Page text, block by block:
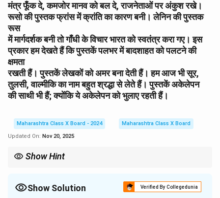
मंत्र फूँक दे, कमजोर मानव को बल दे, राजनेताओं पर अंकुश रखे।
रूसो की पुस्तक फ्रांस में क्रांति का कारण बनी। लेनिन की पुस्तक
रूस
में मार्गदर्शक बनी तो गाँधी के विचार भारत को स्वतंत्र करा गए। इस
प्रकार हम देखते हैं कि पुस्तकें पलभर में बादशाहत को पलटने की
क्षमता
रखती हैं। पुस्तकें लेखकों को अमर बना देती हैं। हम आज भी सूर,
तुलसी, वाल्मीकि का नाम बहुत श्रद्धा से लेते हैं। पुस्तकें अकेलेपन
की साथी भी हैं; क्योंकि ये अकेलेपन को भुलाए रहती हैं।
Maharashtra Class X Board - 2024
Maharashtra Class X Board
Updated On: Nov 20, 2025
Show Hint
Show Solution Verified By Collegedunia